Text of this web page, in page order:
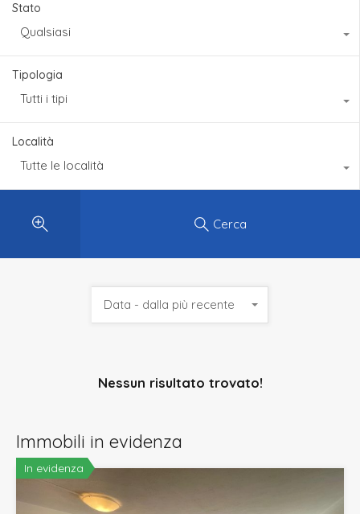
Stato
Qualsiasi
Tipologia
Tutti i tipi
Località
Tutte le località
Cerca
Data - dalla più recente
Nessun risultato trovato!
Immobili in evidenza
In evidenza